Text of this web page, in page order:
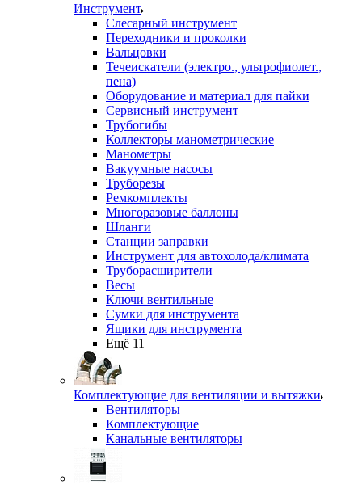
Инструмент
Слесарный инструмент
Переходники и проколки
Вальцовки
Течеискатели (электро., ультрофиолет.,
пена)
Оборудование и материал для пайки
Сервисный инструмент
Трубогибы
Коллекторы манометрические
Манометры
Вакуумные насосы
Труборезы
Ремкомплекты
Многоразовые баллоны
Шланги
Станции заправки
Инструмент для автохолода/климата
Труборасширители
Весы
Ключи вентильные
Сумки для инструмента
Ящики для инструмента
Ещё 11
Комплектующие для вентиляции и вытяжки
Вентиляторы
Комплектующие
Канальные вентиляторы